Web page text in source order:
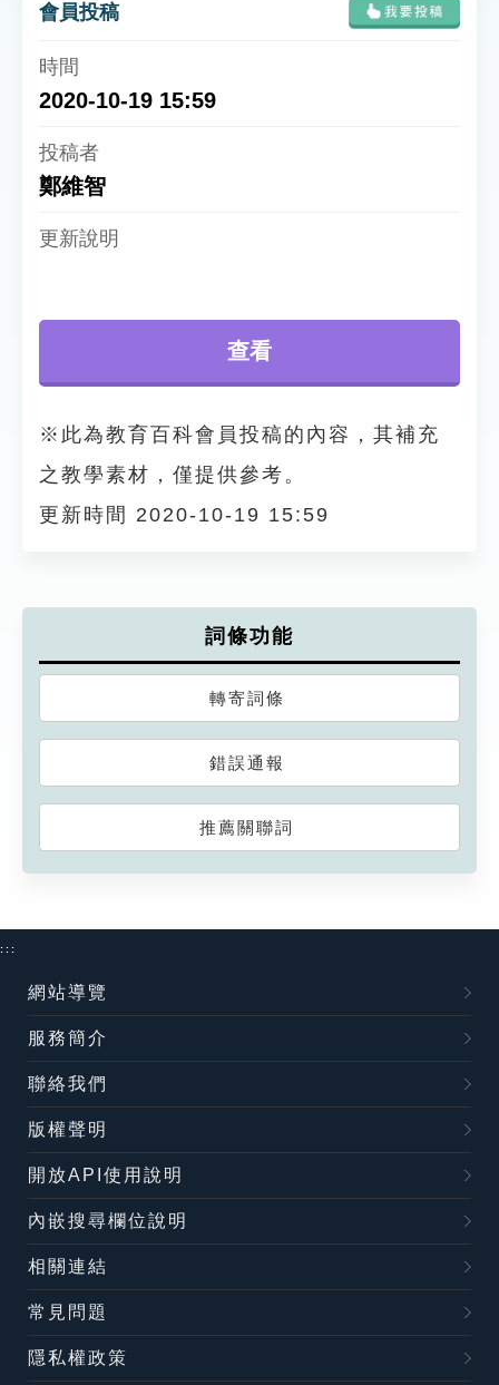
遊戲專區
教學應用
會員投稿
2020-10-19 15:59
查看
鄭維智
※此為教育百科會員投稿的內容，其補充
之教學素材，僅提供參考。
更新時間 2020-10-19 15:59
詞條功能
轉寄詞條
錯誤通報
推薦關聯詞
:::
網站導覽
服務簡介
聯絡我們
版權聲明
開放API使用說明
內嵌搜尋欄位說明
相關連結
常見問題
隱私權政策